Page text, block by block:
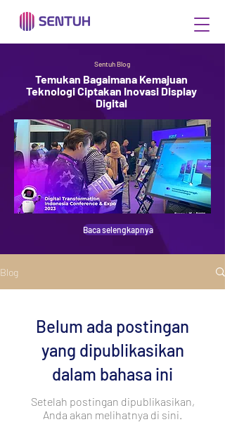
Sentuh Blog
Temukan Bagaimana Kemajuan
Teknologi Ciptakan Inovasi Display
Digital
Baca selengkapnya
Blog
Belum ada postingan
yang dipublikasikan
dalam bahasa ini
Setelah postingan dipublikasikan,
Anda akan melihatnya di sini.